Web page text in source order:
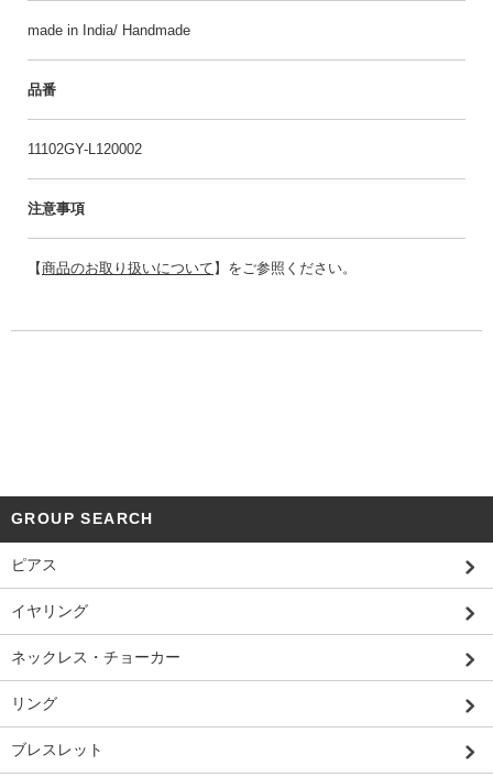
made in India/ Handmade
品番
11102GY-L120002
注意事項
【商品のお取り扱いについて 】をご参照ください。
GROUP SEARCH
ピアス
イヤリング
ネックレス・チョーカー
リング
ブレスレット